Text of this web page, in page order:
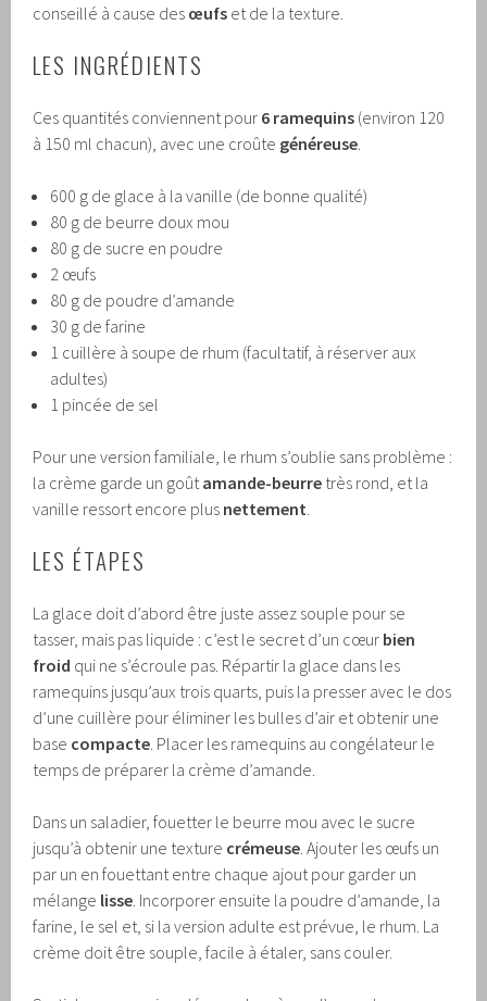
conseillé à cause des œufs et de la texture.
LES INGRÉDIENTS
Ces quantités conviennent pour 6 ramequins (environ 120
à 150 ml chacun), avec une croûte généreuse
600 g de glace à la vanille (de bonne qualité)
80 g de beurre doux mou
80 g de sucre en poudre
2 œufs
80 g de poudre d’amande
30 g de farine
1 cuillère à soupe de rhum (facultatif, à réserver aux
adultes)
1 pincée de sel
Pour une version familiale, le rhum s’oublie sans problème :
la crème garde un goût amande-beurre très rond, et la
vanille ressort encore plus nettement
LES ÉTAPES
La glace doit d’abord être juste assez souple pour se
tasser, mais pas liquide : c’est le secret d’un cœur bien
froid qui ne s’écroule pas. Répartir la glace dans les
ramequins jusqu’aux trois quarts, puis la presser avec le dos
d’une cuillère pour éliminer les bulles d’air et obtenir une
base compacte . Placer les ramequins au congélateur le
temps de préparer la crème d’amande.
Dans un saladier, fouetter le beurre mou avec le sucre
jusqu’à obtenir une texture crémeuse . Ajouter les œufs un
par un en fouettant entre chaque ajout pour garder un
mélange lisse . Incorporer ensuite la poudre d’amande, la
farine, le sel et, si la version adulte est prévue, le rhum. La
crème doit être souple, facile à étaler, sans couler.